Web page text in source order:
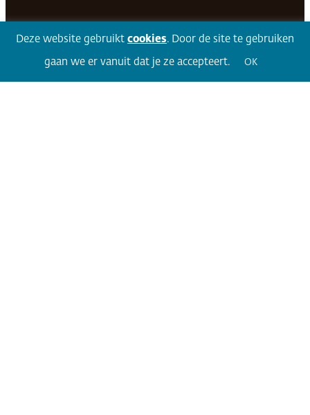
Volg 360Facebook LinkedIn Twitter
Deze website gebruikt cookies. Door de site te gebruiken
gaan we er vanuit dat je ze accepteert. OK